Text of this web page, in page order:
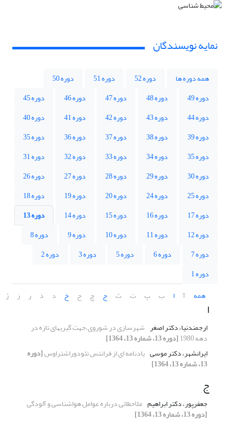
نمایه نویسندگان
همه دوره ها دوره 52 دوره 51
دوره 50
دوره 49
دوره 48 دوره 47 دوره 46
دوره 45
دوره 44
دوره 43 دوره 42 دوره 41
دوره 40
دوره 39
دوره 38 دوره 37 دوره 36
دوره 35
دوره 35
دوره 34 دوره 33 دوره 32
دوره 31
دوره 30
دوره 29 دوره 28 دوره 27
دوره 26
دوره 25
دوره 24 دوره 20 دوره 19
دوره 18
دوره 17
دوره 16 دوره 15 دوره 14
دوره 13
دوره 12
دوره 11 دوره 10 دوره 9
دوره 8
دوره 7
دوره 6 دوره 5 دوره 3
دوره 2
دوره 1
همه
آ ا ب پ ت ث ج چ ح خ د ذ ر ز ژ
ا
ارجمندنیا، دکتر اصغر شهرسازی در شوروی،جهت گیریهای تازه در
دهه 1980
[دوره 13، شماره 13، 1364]
ایرانشهر، دکتر موسی یادنامه ای از فرانتس تئودوراشتراوس[دوره
13، شماره 13، 1364]
ج
جعفرپور، دکتر ابراهیم ملاحظاتی درباره عوامل هواشناسی و آلودگی
[دوره 13، شماره 13، 1364]